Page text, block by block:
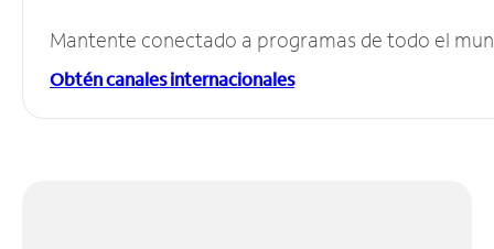
Mantente conectado a programas de todo el
Obtén canales internacionales